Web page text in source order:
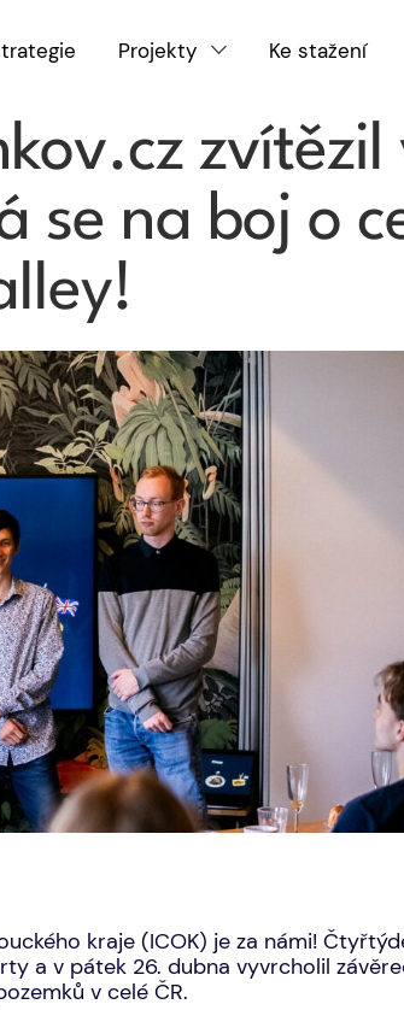
Projekty Ke stažení
zvítězil
se na boj o
kraje (ICOK) je za námi!
a v pátek 26. dubna vyvrcholil
v celé ČR.